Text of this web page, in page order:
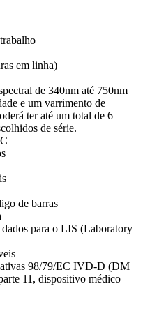
em linha)
de 340nm até 750nm
e um varrimento de
ter até um total de 6
de série.
de barras
para o LIS (Laboratory
98/79/EC IVD-D (DM
11, dispositivo médico